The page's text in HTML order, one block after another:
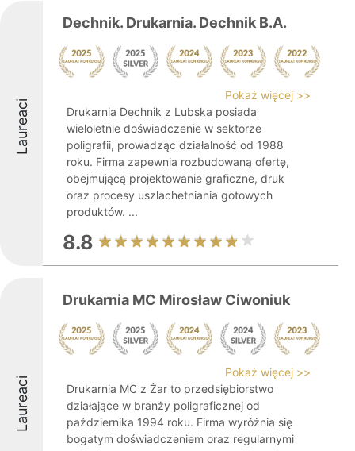
Laureaci
Dechnik. Drukarnia. Dechnik B.A.
Pokaż więcej >>
Drukarnia Dechnik z Lubska posiada
wieloletnie doświadczenie w sektorze
poligrafii, prowadząc działalność od 1988
roku. Firma zapewnia rozbudowaną ofertę,
obejmującą projektowanie graficzne, druk
oraz procesy uszlachetniania gotowych
produktów. ...
8.8
Laureaci
Drukarnia MC Mirosław Ciwoniuk
Pokaż więcej >>
Drukarnia MC z Żar to przedsiębiorstwo
działające w branży poligraficznej od
października 1994 roku. Firma wyróżnia się
bogatym doświadczeniem oraz regularnymi